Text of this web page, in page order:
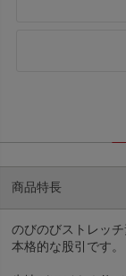
商品特長
のびのびストレッ
本格的な股引です。